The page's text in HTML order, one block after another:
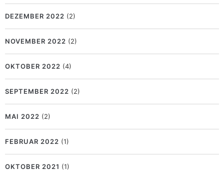
DEZEMBER 2022 (2)
NOVEMBER 2022 (2)
OKTOBER 2022 (4)
SEPTEMBER 2022 (2)
MAI 2022 (2)
FEBRUAR 2022 (1)
OKTOBER 2021 (1)